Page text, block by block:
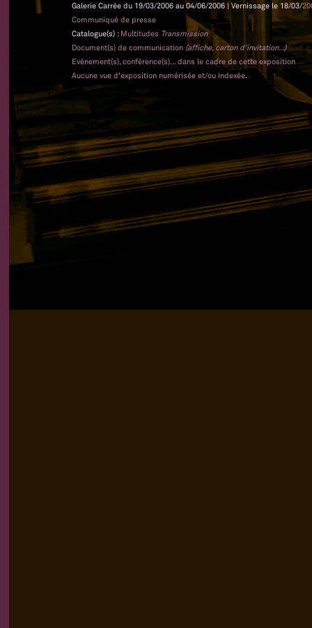
Galerie Carrée du 19/03/2006 au 04/06/2006 | Vernissage le 18/03/
Communiqué de presse
Catalogue(s) : Multitudes Transmission
Document(s) de communication (affiche, carton d'invitation...)
Evénement(s), conférence(s)... dans le cadre de cette exposition
Aucune vue d'exposition numérisée et/ou indexée.